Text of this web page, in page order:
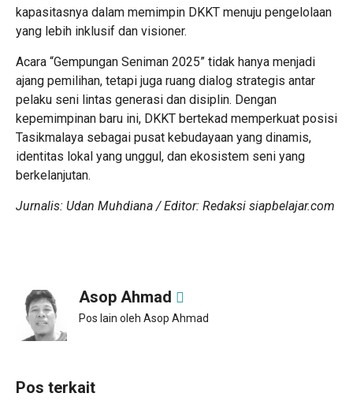
kapasitasnya dalam memimpin DKKT menuju pengelolaan
yang lebih inklusif dan visioner.
Acara “Gempungan Seniman 2025” tidak hanya menjadi
ajang pemilihan, tetapi juga ruang dialog strategis antar
pelaku seni lintas generasi dan disiplin. Dengan
kepemimpinan baru ini, DKKT bertekad memperkuat posisi
Tasikmalaya sebagai pusat kebudayaan yang dinamis,
identitas lokal yang unggul, dan ekosistem seni yang
berkelanjutan.
Jurnalis: Udan Muhdiana / Editor: Redaksi siapbelajar.com
Asop Ahmad
Pos lain oleh Asop Ahmad
Pos terkait